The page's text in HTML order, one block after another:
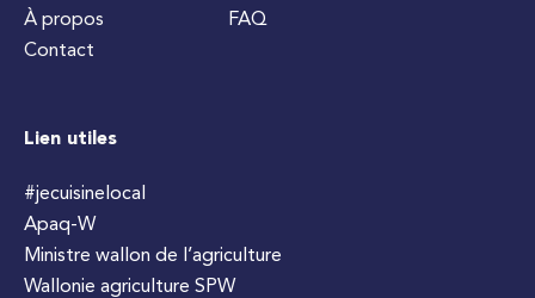
À propos
Contact
FAQ
Lien utiles
#jecuisinelocal
Apaq-W
Ministre wallon de l’agriculture
Wallonie agriculture SPW